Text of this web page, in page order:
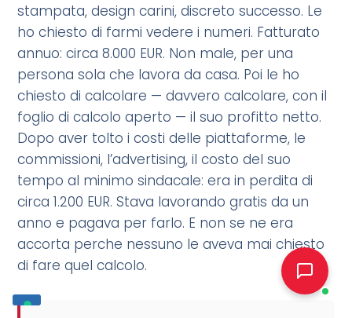
stampata, design carini, discreto successo. Le
ho chiesto di farmi vedere i numeri. Fatturato
annuo: circa 8.000 EUR. Non male, per una
persona sola che lavora da casa. Poi le ho
chiesto di calcolare — davvero calcolare, con il
foglio di calcolo aperto — il suo profitto netto.
Dopo aver tolto i costi delle piattaforme, le
commissioni, l’advertising, il costo del suo
tempo al minimo sindacale: era in perdita di
circa 1.200 EUR. Stava lavorando gratis da un
anno e pagava per farlo. E non se ne era
accorta perche nessuno le aveva mai chiesto
di fare quel calcolo.